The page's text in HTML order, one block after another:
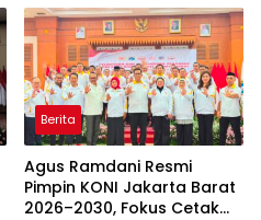
Pengeroyokan
Berita
Agus Ramdani Resmi
Pimpin KONI Jakarta Barat
2026–2030, Fokus Cetak